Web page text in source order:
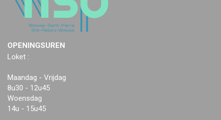
OPENINGSUREN
Loket :
Maandag - Vrijdag
8u30 - 12u45
Woensdag
14u - 15u45